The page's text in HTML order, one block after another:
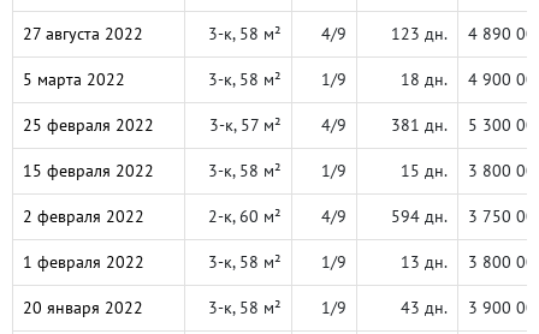
27 августа 2022 3-к, 58 м² 4/9 123 дн. 4 890
5 марта 2022 3-к, 58 м² 1/9 18 дн. 4 900
25 февраля 2022 3-к, 57 м² 4/9 381 дн. 5 300
15 февраля 2022 3-к, 58 м² 1/9 15 дн. 3 800
2 февраля 2022 2-к, 60 м² 4/9 594 дн. 3 750
1 февраля 2022 3-к, 58 м² 1/9 13 дн. 3 800
20 января 2022 3-к, 58 м² 1/9 43 дн. 3 900